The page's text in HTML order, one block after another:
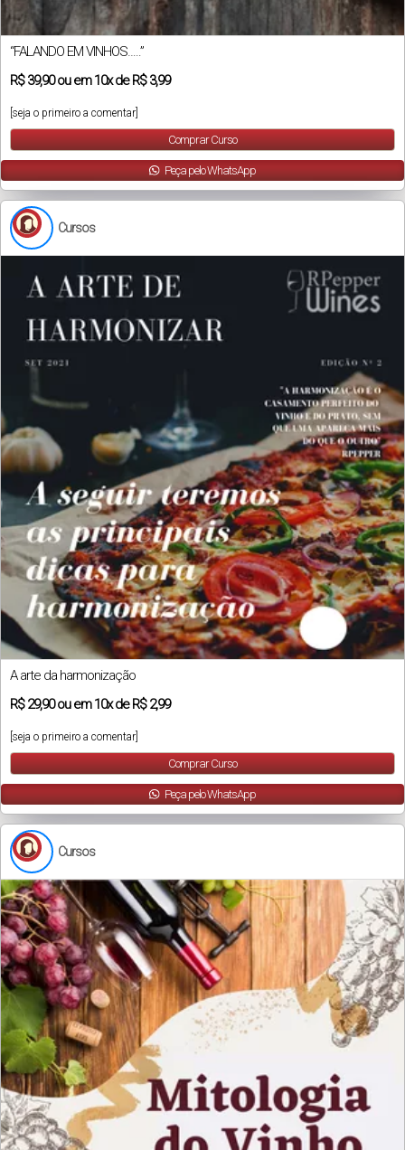
“FALANDO EM VINHOS…..”
R$39,90ou em10xdeR$ 3,99
[seja o primeiro a comentar]
Comprar Curso
Peça pelo WhatsApp
Cursos
A arte da harmonização
R$29,90ou em10xdeR$ 2,99
[seja o primeiro a comentar]
Comprar Curso
Peça pelo WhatsApp
Cursos